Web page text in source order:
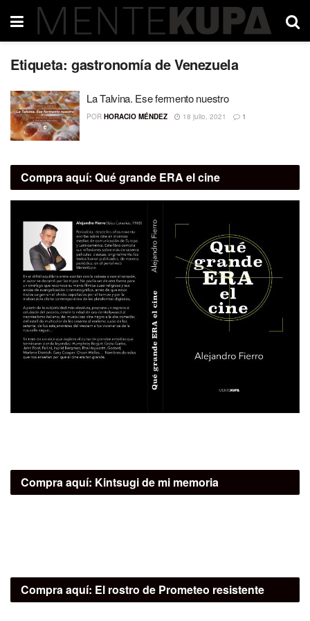
Etiqueta: gastronomía de Venezuela
La Talvina. Ese fermento nuestro
POR HORACIO MÉNDEZ 18 julio, 2021 1
Compra aquí: Qué grande ERA el cine
Compra aquí: Kintsugi de mi memoria
Compra aquí: El rostro de Prometeo resistente